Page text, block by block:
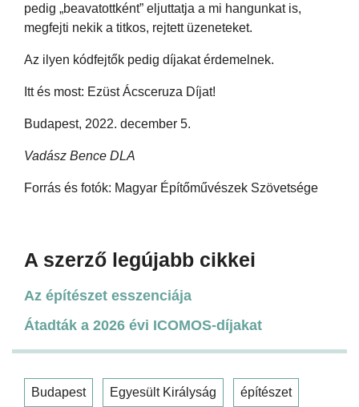
pedig „beavatottként” eljuttatja a mi hangunkat is,
megfejti nekik a titkos, rejtett üzeneteket.
Az ilyen kódfejtők pedig díjakat érdemelnek.
Itt és most: Ezüst Ácsceruza Díjat!
Budapest, 2022. december 5.
Vadász Bence DLA
Forrás és fotók: Magyar Építőművészek Szövetsége
A szerző legújabb cikkei
Az építészet esszenciája
Átadták a 2026 évi ICOMOS-díjakat
Budapest Egyesült Királyság építészet